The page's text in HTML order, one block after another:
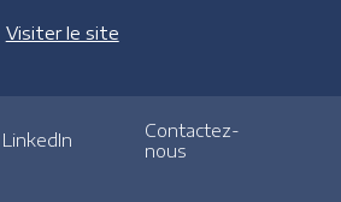
Visiter le site
LinkedIn
Contactez-
nous